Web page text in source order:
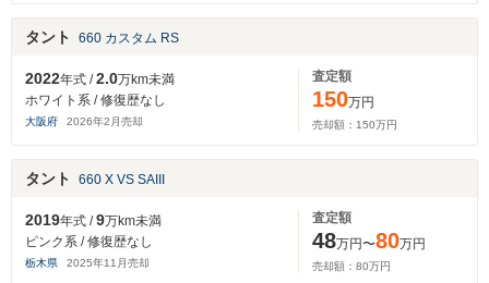
タント 660 カスタム RS
2022年式 /2.0万km未満
ホワイト系 / 修復歴なし
大阪府 2026年2 月売却
査定額
150万円
売却額： 150万円
タント 660 X VS SAIII
2019年式 /9万km未満
ピンク系 / 修復歴なし
栃木県 2025年11 月売却
査定額
48万円〜80万円
売却額： 80万円